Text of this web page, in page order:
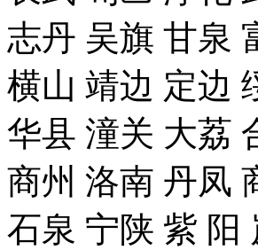
志丹 吴旗 甘泉
横山 靖边 定边
华县 潼关 大荔
商州 洛南 丹凤
石泉 宁陕 紫 阳